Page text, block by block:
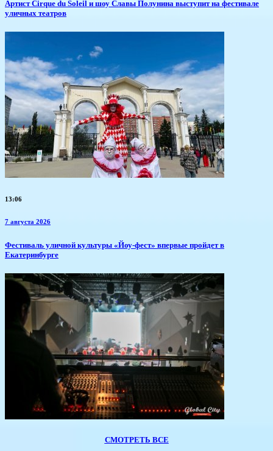
Артист Cirque du Soleil и шоу Славы Полунина выступит на фестивале
уличных театров
13:06
7 августа 2026
​Фестиваль уличной культуры «Йоу-фест» впервые пройдет в
Екатеринбурге
СМОТРЕТЬ ВСЕ